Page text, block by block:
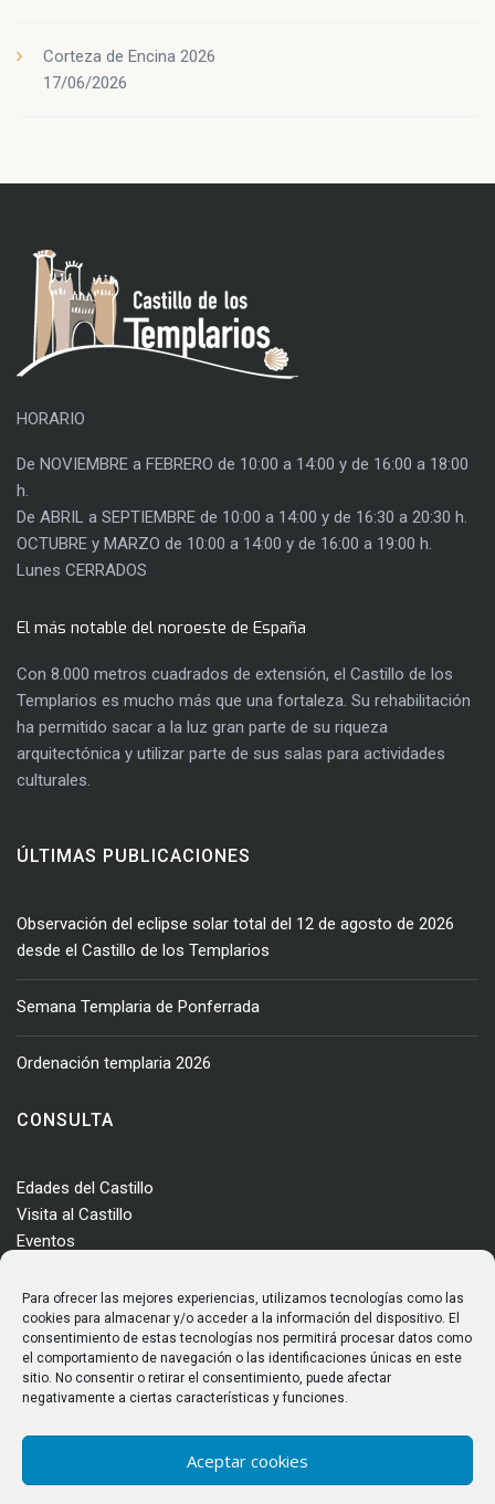
Para ofrecer las mejores experiencias, utilizamos tecnologías como las
cookies para almacenar y/o acceder a la información del dispositivo. El
consentimiento de estas tecnologías nos permitirá procesar datos como
el comportamiento de navegación o las identificaciones únicas en este
sitio. No consentir o retirar el consentimiento, puede afectar
negativamente a ciertas características y funciones.
Aceptar cookies
Corteza de Encina 2026
17/06/2026
HORARIO
De NOVIEMBRE a FEBRERO de 10:00 a 14:00 y de 16:00 a 18:00
h.
De ABRIL a SEPTIEMBRE de 10:00 a 14:00 y de 16:30 a 20:30 h.
OCTUBRE y MARZO de 10:00 a 14:00 y de 16:00 a 19:00 h.
Lunes CERRADOS
El más notable del noroeste de España
Con 8.000 metros cuadrados de extensión, el Castillo de los
Templarios es mucho más que una fortaleza. Su rehabilitación
ha permitido sacar a la luz gran parte de su riqueza
arquitectónica y utilizar parte de sus salas para actividades
culturales.
ÚLTIMAS PUBLICACIONES
Observación del eclipse solar total del 12 de agosto de 2026
desde el Castillo de los Templarios
Semana Templaria de Ponferrada
Ordenación templaria 2026
CONSULTA
Edades del Castillo
Visita al Castillo
Eventos
Enclave
Más información
Consultas
Horarios y tarifas